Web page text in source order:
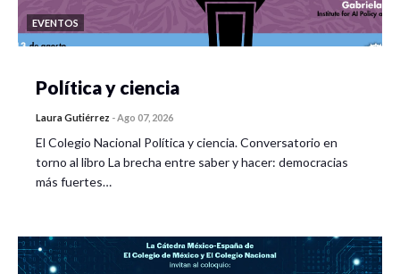
EVENTOS
Política y ciencia
Laura Gutiérrez -Ago 07, 2026
El Colegio Nacional Política y ciencia. Conversatorio en
torno al libro La brecha entre saber y hacer: democracias
más fuertes…